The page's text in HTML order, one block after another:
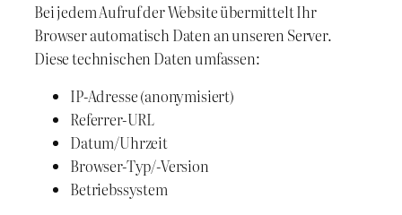
Bei jedem Aufruf der Website übermittelt Ihr
Browser automatisch Daten an unseren Server.
Diese technischen Daten umfassen:
IP-Adresse (anonymisiert)
Referrer-URL
Datum/Uhrzeit
Browser-Typ/-Version
Betriebssystem